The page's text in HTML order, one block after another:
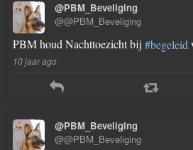
@PBM_Beveliging
@@PBM_Beveliging
PBM houd Nachttoezicht bij #begeleid
10 jaar ago
@PBM_Beveliging
@@PBM_Beveliging